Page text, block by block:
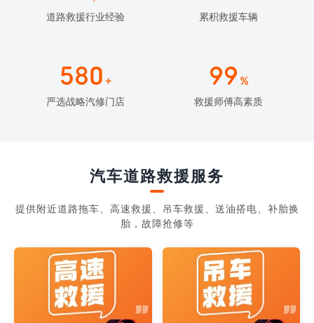
道路救援行业经验 累积救援车辆
580 +
严选战略汽修门店
99 %
救援师傅高素质
汽车道路救援服务
提供附近道路拖车、高速救援、吊车救援、送油搭电、补胎换
胎，故障抢修等